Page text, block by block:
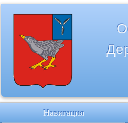
Навигация